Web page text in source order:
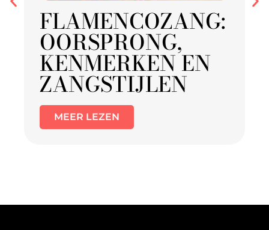
FLAMENCOZANG:
OORSPRONG,
KENMERKEN EN
ZANGSTIJLEN
MEER LEZEN